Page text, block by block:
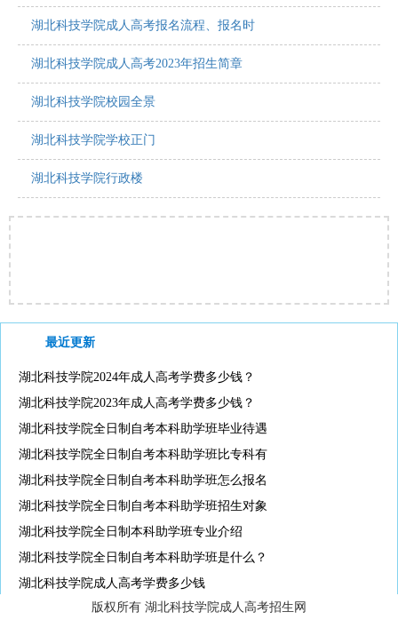
湖北科技学院成人高考报名流程、报名时
湖北科技学院成人高考2023年招生简章
湖北科技学院校园全景
湖北科技学院学校正门
湖北科技学院行政楼
最近更新
湖北科技学院2024年成人高考学费多少钱？
湖北科技学院2023年成人高考学费多少钱？
湖北科技学院全日制自考本科助学班毕业待遇
湖北科技学院全日制自考本科助学班比专科有
湖北科技学院全日制自考本科助学班怎么报名
湖北科技学院全日制自考本科助学班招生对象
湖北科技学院全日制本科助学班专业介绍
湖北科技学院全日制自考本科助学班是什么？
湖北科技学院成人高考学费多少钱
版权所有 湖北科技学院成人高考招生网